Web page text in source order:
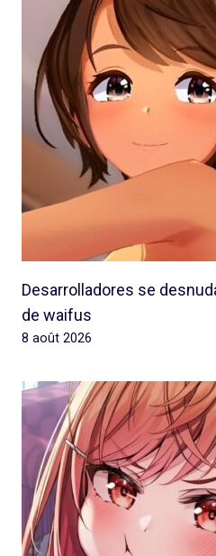
Desarrolladores se
de waifus
8 août 2026